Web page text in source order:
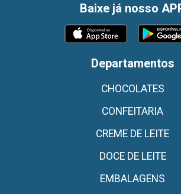
Baixe já nosso
Departamentos
CHOCOLATES
CONFEITARIA
CREME DE LEITE
DOCE DE LEITE
EMBALAGENS